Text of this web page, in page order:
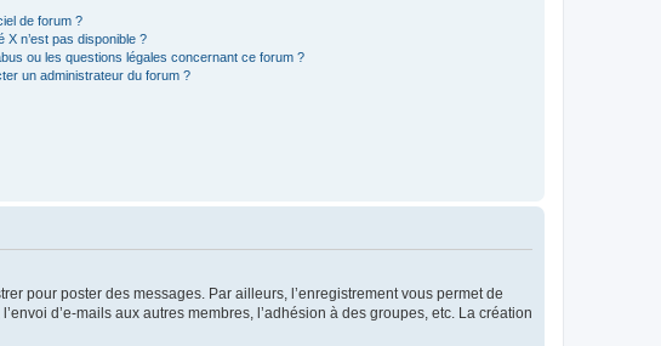
de forum ?
X n’est pas disponible ?
ou les questions légales concernant ce forum ?
un administrateur du forum ?
pour poster des messages. Par ailleurs, l’enregistrement vous permet de
d’e-mails aux autres membres, l’adhésion à des groupes, etc. La création